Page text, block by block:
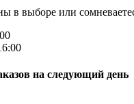
в выборе или
на следующий день